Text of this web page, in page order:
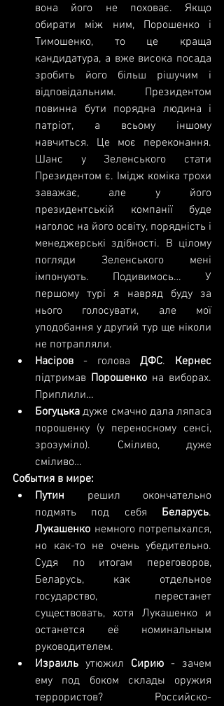
вона його не поховає. Якщо
обирати між ним, Порошенко і
Тимошенко, то це краща
кандидатура, а вже висока посада
зробить його більш рішучим і
відповідальним. Президентом
повинна бути порядна людина і
патріот, а всьому іншому
навчиться. Це моє переконання.
Шанс у Зеленського стати
Президентом є. Імідж коміка трохи
заважає, але у його
президентській компанії буде
наголос на його освіту, порядність і
менеджерські здібності. В цілому
погляди Зеленського мені
імпонують. Подивимось… У
першому турі я навряд буду за
нього голосувати, але мої
уподобання у другий тур ще ніколи
не потрапляли.
Насіров - голова ДФС.
підтримав Порошенко на виборах.
Приплили…
Богуцька дуже смачно дала ляпаса
порошенку (у переносному сенсі,
зрозуміло). Сміливо, дуже
сміливо…
События в мире:
Путин решил окончательно
подмять под себя Беларусь
Лукашенко немного потрепыхался,
но как-то не очень убедительно.
Судя по итогам переговоров,
Беларусь, как отдельное
государство, перестанет
существовать, хотя Лукашенко и
останется её номинальным
руководителем.
Израиль утюжил Сирию - зачем
ему под боком склады оружия
террористов? Российско-